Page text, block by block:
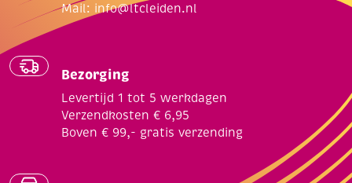
Mail: info@ltcleiden.nl
Bezorging
Levertijd 1 tot 5 werkdagen
Verzendkosten € 6,95
Boven € 99,- gratis verzending